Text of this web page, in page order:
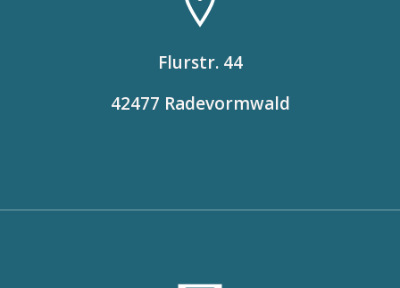
Flurstr. 44
42477 Radevormwald